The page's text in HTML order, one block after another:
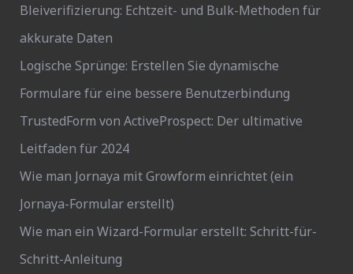
Bleiverifizierung: Echtzeit- und Bulk-Methoden für
akkurate Daten
Logische Sprünge: Erstellen Sie dynamische
Formulare für eine bessere Benutzerbindung
TrustedForm von ActiveProspect: Der ultimative
Leitfaden für 2024
Wie man Jornaya mit Growform einrichtet (ein
Jornaya-Formular erstellt)
Wie man ein Wizard-Formular erstellt: Schritt-für-
Schritt-Anleitung